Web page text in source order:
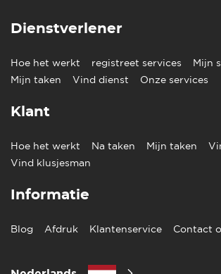
Dienstverlener
Hoe het werkt registreet services
Mijn
Mijn taken
Vind dienst Onze services
Klant
Hoe het werkt Na taken Mijn taken
Vind klusjesman
Informatie
Blog Afdruk Klantenservice Contact